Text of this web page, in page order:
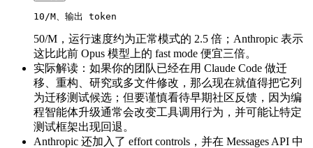
10/M、输出 token
50/M，运行速度约为正常模式的 2.5 倍；Anthropic 表示
这比此前 Opus 模型上的 fast mode 便宜三倍。
实际解读：如果你的团队已经在用 Claude Code 做迁
移、重构、研究或多文件修改，那么现在就值得把它列
为迁移测试候选；但要谨慎看待早期社区反馈，因为编
程智能体升级通常会改变工具调用行为，并可能让特定
测试框架出现回退。
Anthropic 还加入了 effort controls，并在 Messages API 中